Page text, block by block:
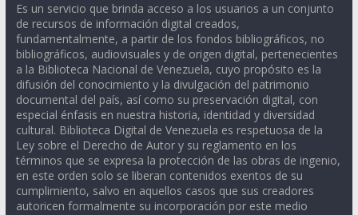
Es un servicio que brinda acceso a los usuarios a un conjunto
de recursos de información digital creados,
fundamentalmente, a partir de los fondos bibliográficos, no
bibliográficos, audiovisuales y de origen digital, pertenecientes
a la Biblioteca Nacional de Venezuela, cuyo propósito es la
difusión del conocimiento y la divulgación del patrimonio
documental del país, así como su preservación digital, con
especial énfasis en nuestra historia, identidad y diversidad
cultural. Biblioteca Digital de Venezuela es respetuosa de la
Ley sobre el Derecho de Autor y su reglamento en los
términos que se expresa la protección de las obras de ingenio,
en este orden solo se liberan contenidos exentos de su
cumplimiento, salvo en aquellos casos que sus creadores
autoricen formalmente su incorporación por este medio